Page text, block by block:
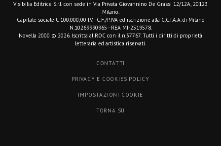
Visibilia Editrice S.r.l. con sede in Via Privata Giovannino De Grassi 12/12A, 20123
Milano.
Capitale sociale € 100.000,00 I.V. - C.F./P.IVA ed iscrizione alla C.C.I.A.A. di Milano
N.10269990965 - REA MI-2519578.
Novella 2000 © 2026. Iscritta al ROC con il n.37767. Tutti i diritti di proprietà
letteraria ed artistica riservati.
CONTATTI
PRIVACY E COOKIES POLICY
IMPOSTAZIONI COOKIE
TORNA SU